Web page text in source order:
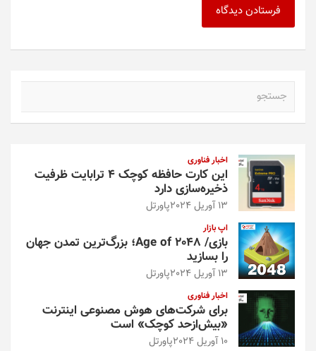
اخبار فناوری
این کارت حافظه کوچک ۴ ترابایت ظرفیت
ذخیره‌سازی دارد
13 آوریل 2024 پاورتل
اپ بازار
بازی/ Age of 2048؛ بزرگ‌ترین تمدن جهان
را بسازید
13 آوریل 2024 پاورتل
اخبار فناوری
برای شرکت‌های هوش مصنوعی اینترنت
«بیش‌از‌حد کوچک» است
10 آوریل 2024 پاورتل